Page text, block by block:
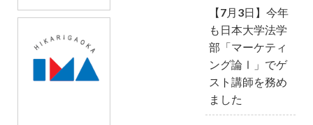
【7月3日】今年
も日本大学法学
部「マーケティ
ング論Ⅰ」でゲ
スト講師を務め
ました